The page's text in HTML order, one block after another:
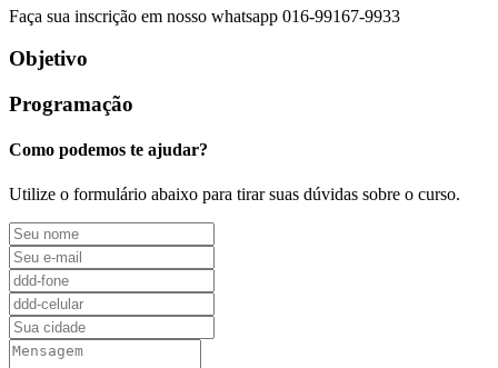
Faça sua inscrição em nosso whatsapp 016-99167-9933
Objetivo
Programação
Como podemos te ajudar?
Utilize o formulário abaixo para tirar suas dúvidas sobre o curso.